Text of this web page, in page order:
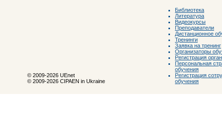
© 2009-2026 UEnet
© 2009-2026 CIPAEN in Ukraine
Библиотека
Литература
Видеокурсы
Преподаватели
Дистанционное
Тренинги
Заявка на тренинг
Организаторы
Регистрация
Персональная
обучения
Регистрация
обучения